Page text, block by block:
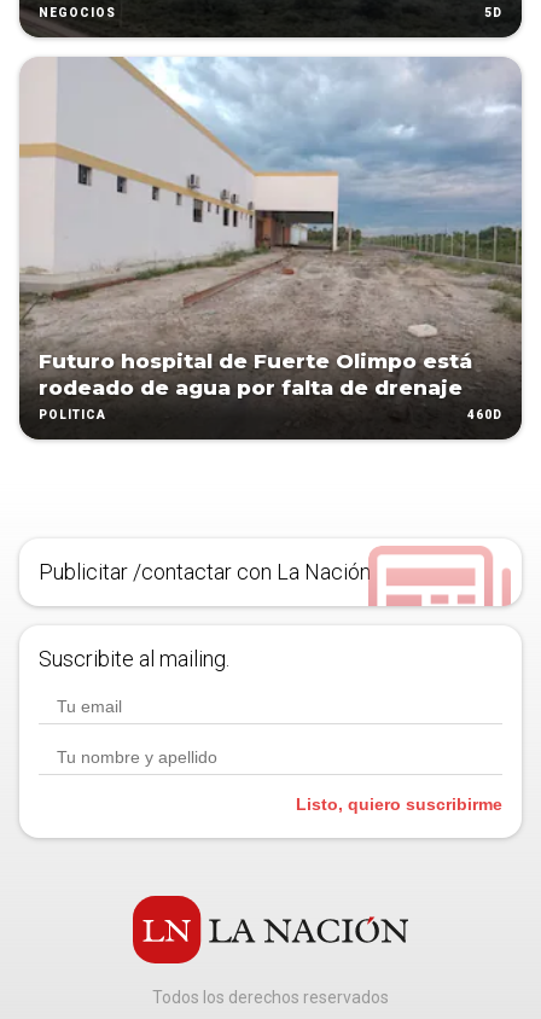
NEGOCIOS 5D
Futuro hospital de Fuerte Olimpo está
rodeado de agua por falta de drenaje
POLÍTICA 460D
Publicitar /contactar con La Nación
Suscribite al mailing.
Listo, quiero suscribirme
Todos los derechos reservados